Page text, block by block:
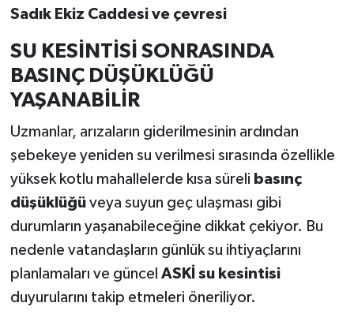
Sadık Ekiz Caddesi ve çevresi
SU KESİNTİSİ SONRASINDA
BASINÇ DÜŞÜKLÜĞÜ
YAŞANABİLİR
Uzmanlar, arızaların giderilmesinin ardından
şebekeye yeniden su verilmesi sırasında özellikle
yüksek kotlu mahallelerde kısa süreli basınç
düşüklüğüveya suyun geç ulaşması gibi
durumların yaşanabileceğine dikkat çekiyor. Bu
nedenle vatandaşların günlük su ihtiyaçlarını
planlamaları ve güncel ASKİ su kesintisi
duyurularını takip etmeleri öneriliyor.